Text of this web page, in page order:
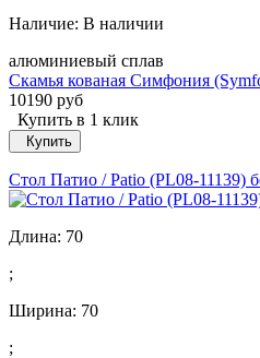
Наличие: В наличии
алюминиевый сплав
Скамья кованая Симфония
10190 руб
Купить в 1 клик
Купить
Стол Патио / Patio (PL08-11139)
Длина: 70
;
Ширина: 70
;